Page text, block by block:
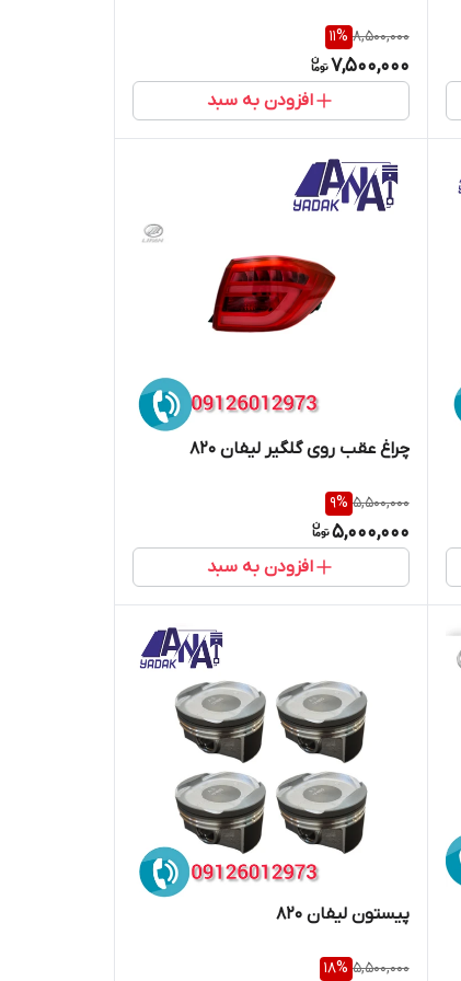
8,500,000
11%
7,500,000
افزودن به سبد
چراغ عقب روی گلگیر لیفان 820
5,500,000
9%
5,000,000
افزودن به سبد
پیستون لیفان 820
5,500,000
18%